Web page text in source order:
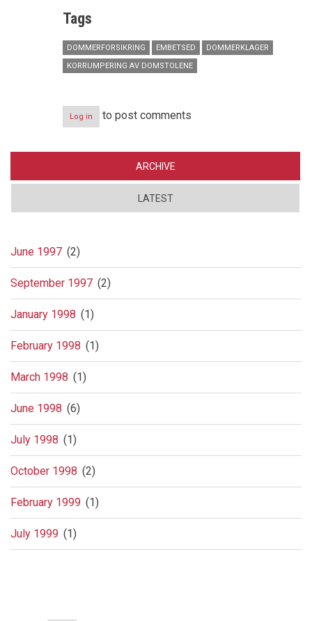
Tags
DOMMERFORSIKRING EMBETSED
DOMMERKLAGER
KORRUMPERING AV DOMSTOLENE
Log in to post comments
ARCHIVE
LATEST
June 1997 (2)
September 1997 (2)
January 1998 (1)
February 1998 (1)
March 1998 (1)
June 1998 (6)
July 1998 (1)
October 1998 (2)
February 1999 (1)
July 1999 (1)